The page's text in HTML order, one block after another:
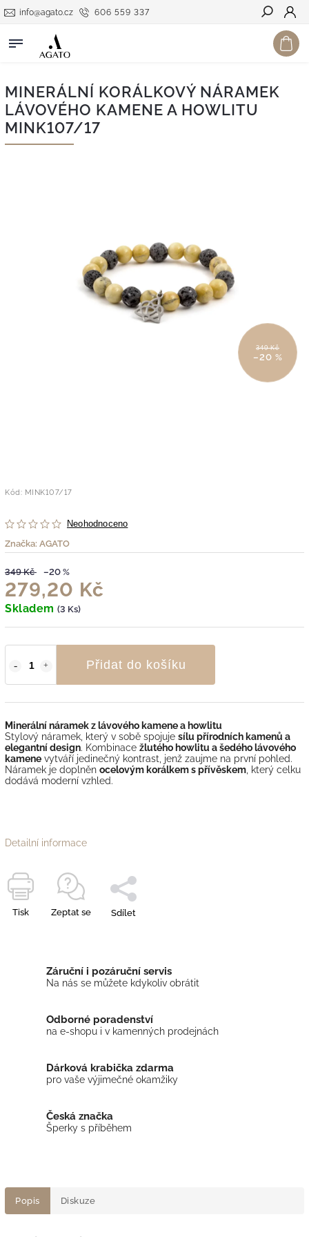
606 559 337
info@agato.cz
Hledat
MINERÁLNÍ KORÁLKOVÝ NÁRAMEK
LÁVOVÉHO KAMENE A HOWLITU
MINK107/17
349 Kč
–20 %
Kód: MINK107/17
Neohodnoceno
Značka: AGATO
349 Kč –20 %
279,20 Kč
Skladem (3 Ks)
Přidat do košíku
Minerální náramek z lávového kamene a howlitu
Stylový náramek, který v sobě spojuje sílu přírodních kamenů a
elegantní design. Kombinace žlutého howlitu a šedého lávového
kamene vytváří jedinečný kontrast, jenž zaujme na první pohled.
Náramek je doplněn ocelovým korálkem s přívěskem , který celku
dodává moderní vzhled.
Detailní informace
Tisk Zeptat se Sdílet
Záruční i pozáruční servis
Na nás se můžete kdykoliv obrátit
Odborné poradenství
na e-shopu i v kamenných prodejnách
Dárková krabička zdarma
pro vaše výjimečné okamžiky
Česká značka
Šperky s příběhem
Popis Diskuze